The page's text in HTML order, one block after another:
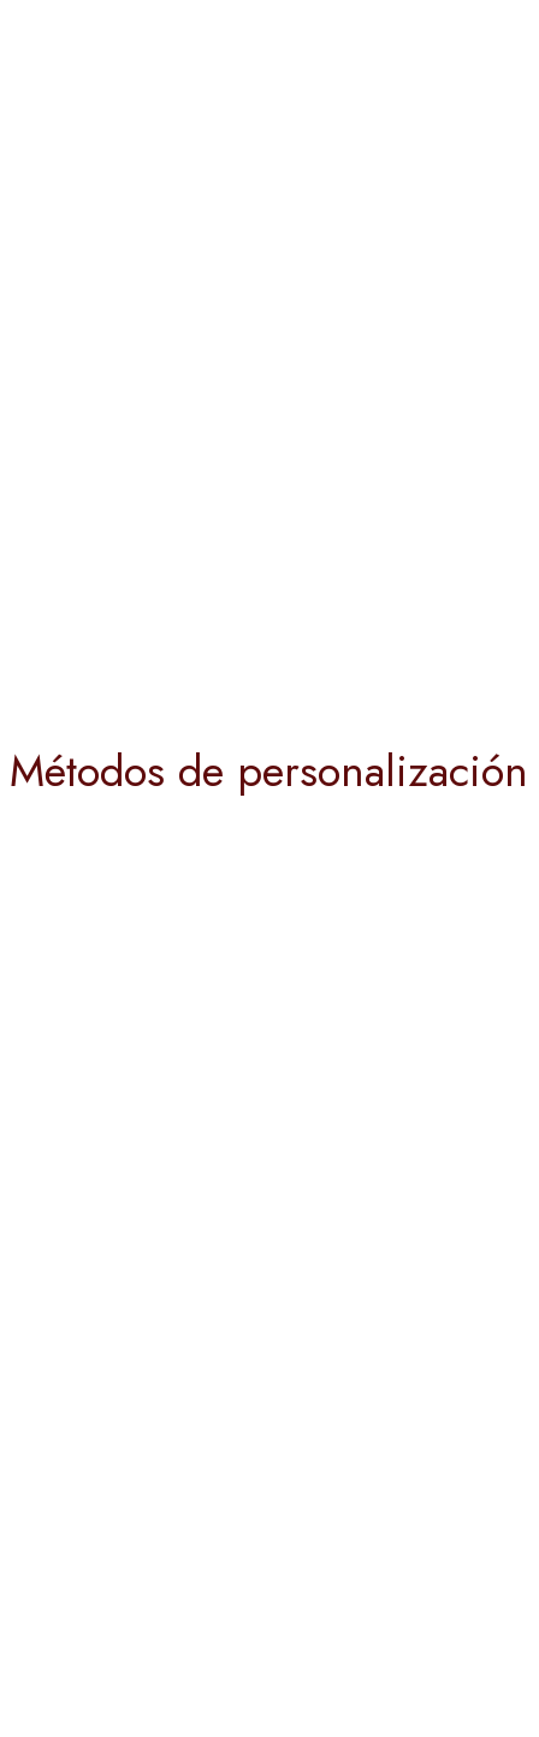
Métodos de personalización